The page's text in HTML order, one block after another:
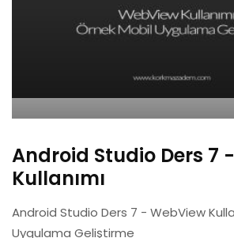
Android Studio Ders 7
Kullanımı
Android Studio Ders 7 - WebView
Uygulama Geliştirme